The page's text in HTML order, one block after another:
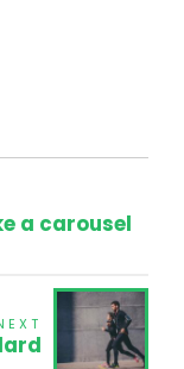
a carousel